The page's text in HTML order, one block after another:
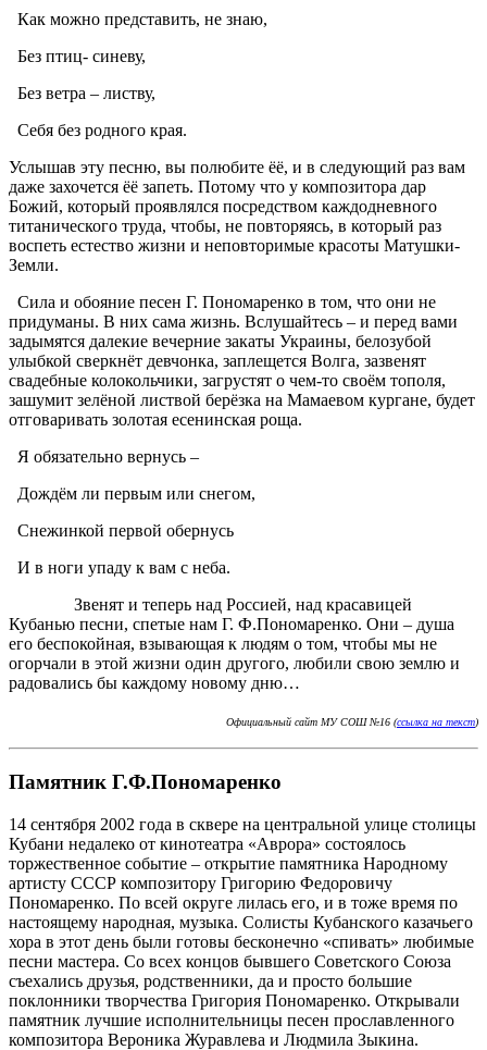
Как можно представить, не знаю,
Без птиц- синеву,
Без ветра – листву,
Себя без родного края.
Услышав эту песню, вы полюбите ёё, и в следующий раз вам
даже захочется ёё запеть. Потому что у композитора дар
Божий, который проявлялся посредством каждодневного
титанического труда, чтобы, не повторяясь, в который раз
воспеть естество жизни и неповторимые красоты Матушки-
Земли.
Сила и обояние песен Г. Пономаренко в том, что они не
придуманы. В них сама жизнь. Вслушайтесь – и перед вами
задымятся далекие вечерние закаты Украины, белозубой
улыбкой сверкнёт девчонка, заплещется Волга, зазвенят
свадебные колокольчики, загрустят о чем-то своём тополя,
зашумит зелёной листвой берёзка на Мамаевом кургане, будет
отговаривать золотая есенинская роща.
Я обязательно вернусь –
Дождём ли первым или снегом,
Снежинкой первой обернусь
И в ноги упаду к вам с неба.
Звенят и теперь над Россией, над красавицей
Кубанью песни, спетые нам Г. Ф.Пономаренко. Они – душа
его беспокойная, взывающая к людям о том, чтобы мы не
огорчали в этой жизни один другого, любили свою землю и
радовались бы каждому новому дню…
Официальный сайт МУ СОШ №16 (ссылка на текст)
Памятник Г.Ф.Пономаренко
14 сентября 2002 года в сквере на центральной улице столицы
Кубани недалеко от кинотеатра «Аврора» состоялось
торжественное событие – открытие памятника Народному
артисту СССР композитору Григорию Федоровичу
Пономаренко. По всей округе лилась его, и в тоже время по
настоящему народная, музыка. Солисты Кубанского казачьего
хора в этот день были готовы бесконечно «спивать» любимые
песни мастера. Со всех концов бывшего Советского Союза
съехались друзья, родственники, да и просто большие
поклонники творчества Григория Пономаренко. Открывали
памятник лучшие исполнительницы песен прославленного
композитора Вероника Журавлева и Людмила Зыкина.